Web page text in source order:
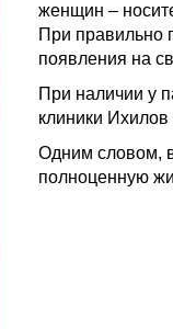
женщин –
При правильно
появления на
При наличии у
клиники
Одним словом,
полноценную